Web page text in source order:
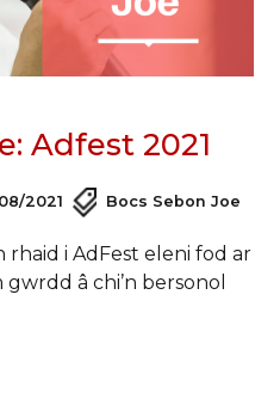
Adfest 2021
2021 Bocs Sebon Joe
i AdFest eleni fod ar
â chi’n bersonol